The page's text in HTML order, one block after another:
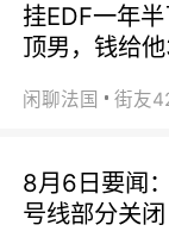
挂EDF一年
顶男，钱给
闲聊法国
8月6日要闻
号线部分关